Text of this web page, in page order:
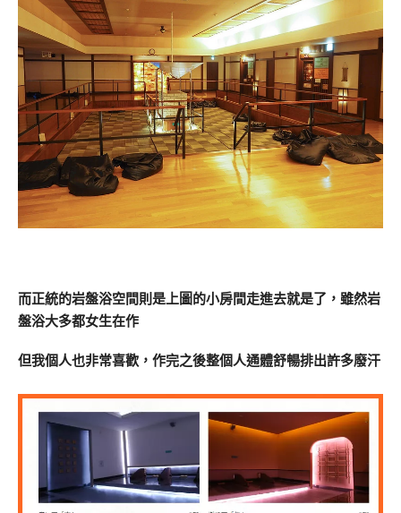
而正統的岩盤浴空間則是上圖的小房間走進去就是了，雖然岩
盤浴大多都女生在作
但我個人也非常喜歡，作完之後整個人通體舒暢排出許多廢汗